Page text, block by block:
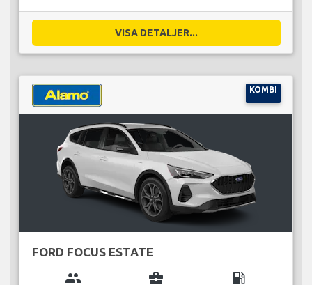
VISA DETALJER...
KOMBI
FORD FOCUS ESTATE
group business_center local_gas_station